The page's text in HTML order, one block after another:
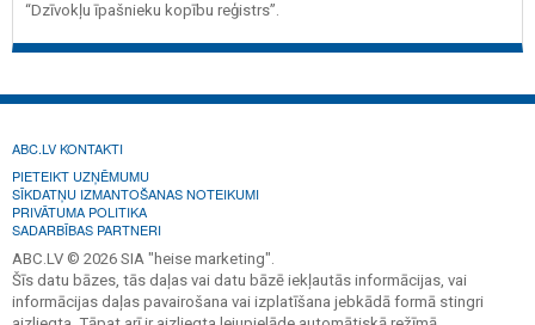
“Dzīvokļu īpašnieku kopību reģistrs”.
ABC.LV KONTAKTI
PIETEIKT UZŅĒMUMU
SĪKDATŅU IZMANTOŠANAS NOTEIKUMI
PRIVĀTUMA POLITIKA
SADARBĪBAS PARTNERI
ABC.LV © 2026 SIA "heise marketing".
Šīs datu bāzes, tās daļas vai datu bāzē iekļautās informācijas, vai
informācijas daļas pavairošana vai izplatīšana jebkādā formā stingri